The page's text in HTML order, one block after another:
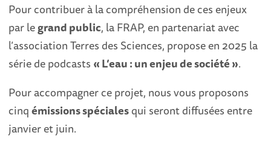
Pour contribuer à la compréhension de ces enjeux
par legrand public, la FRAP, en partenariat avec
l’association Terres des Sciences, propose en 2025 la
série de podcasts « L’eau : un enjeu de société ».
Pour accompagner ce projet, nous vous proposons
cinqémissions spécialesqui seront diffusées entre
janvier et juin.